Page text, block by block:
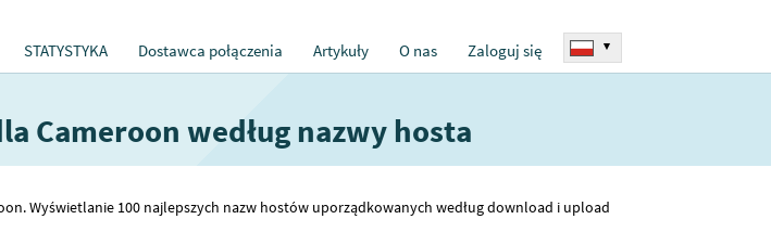
STATYSTYKA Dostawca połączenia Artykuły O nas Zaloguj się ▾
Cameroon według nazwy hosta
Wyświetlanie 100 najlepszych nazw hostów uporządkowanych według download i upload